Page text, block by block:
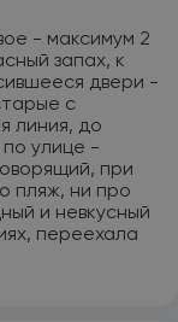
- максимум 2
запах, к
двери -
с
линия, до
улице -
при
пляж, ни про
и невкусный
переехала